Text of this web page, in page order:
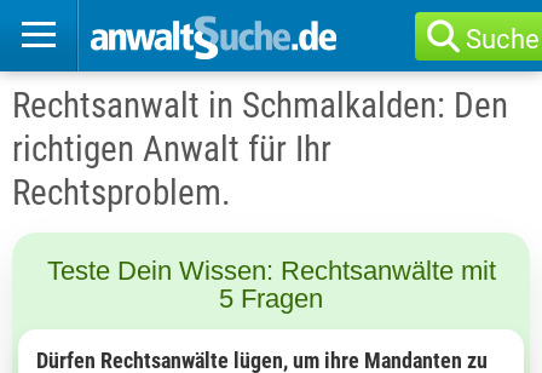
Suche
Rechtsanwalt in Schmalkalden: Den
richtigen Anwalt für Ihr
Rechtsproblem.
Teste Dein Wissen: Rechtsanwälte mit
5 Fragen
Dürfen Rechtsanwälte lügen, um ihre Mandanten zu